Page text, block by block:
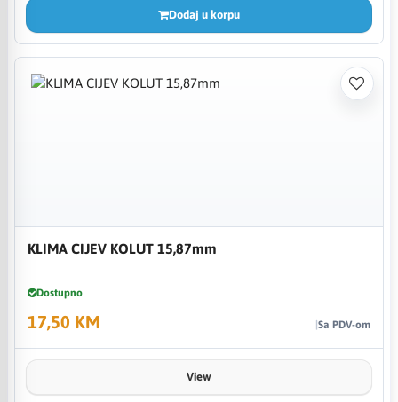
Dodaj u korpu
KLIMA CIJEV KOLUT 15,87mm
Dostupno
17,50 KM Sa PDV-om
View